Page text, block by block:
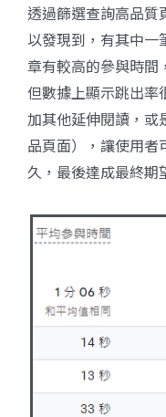
透過篩選查詢高品質
以發現到，有其中
章有較高的參與時間
但數據上顯示跳出率
加其他延伸閱讀，或
品頁面），讓使用者
久，最後達成最終期